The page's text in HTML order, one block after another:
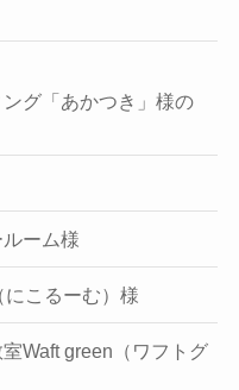
グ「あかつき」様の
ーム様
こるーむ）様
Waft green（ワフトグ